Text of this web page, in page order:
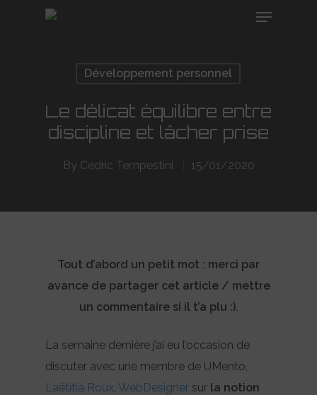
Développement personnel
Le délicat équilibre entre
discipline et lâcher prise
By Cédric Tempestini 15/01/2020
Tout d’abord un petit mot : merci par
avance de partager cet article / mettre
un commentaire si il t’a plu :).
La semaine dernière j’ai eu l’occasion de
discuter avec une membre de UMento,
Laëtitia Roux, WebDesigner sur la notion